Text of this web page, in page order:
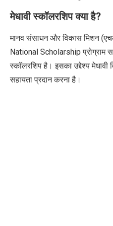
मेधावी स्कॉलरशिप क्या है?
मानव संसाधन और विकास मिशन
National Scholarshipप्रोग्राम
स्कॉलरशिप है। इसका उद्देश्य मेधावी
सहायता प्रदान करना है।